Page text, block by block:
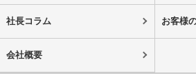
社長コラム お客様
会社概要